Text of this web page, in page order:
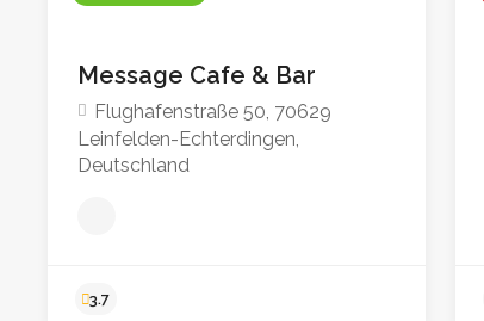
Message Cafe & Bar
Flughafenstraße 50, 70629
Leinfelden-Echterdingen,
Deutschland